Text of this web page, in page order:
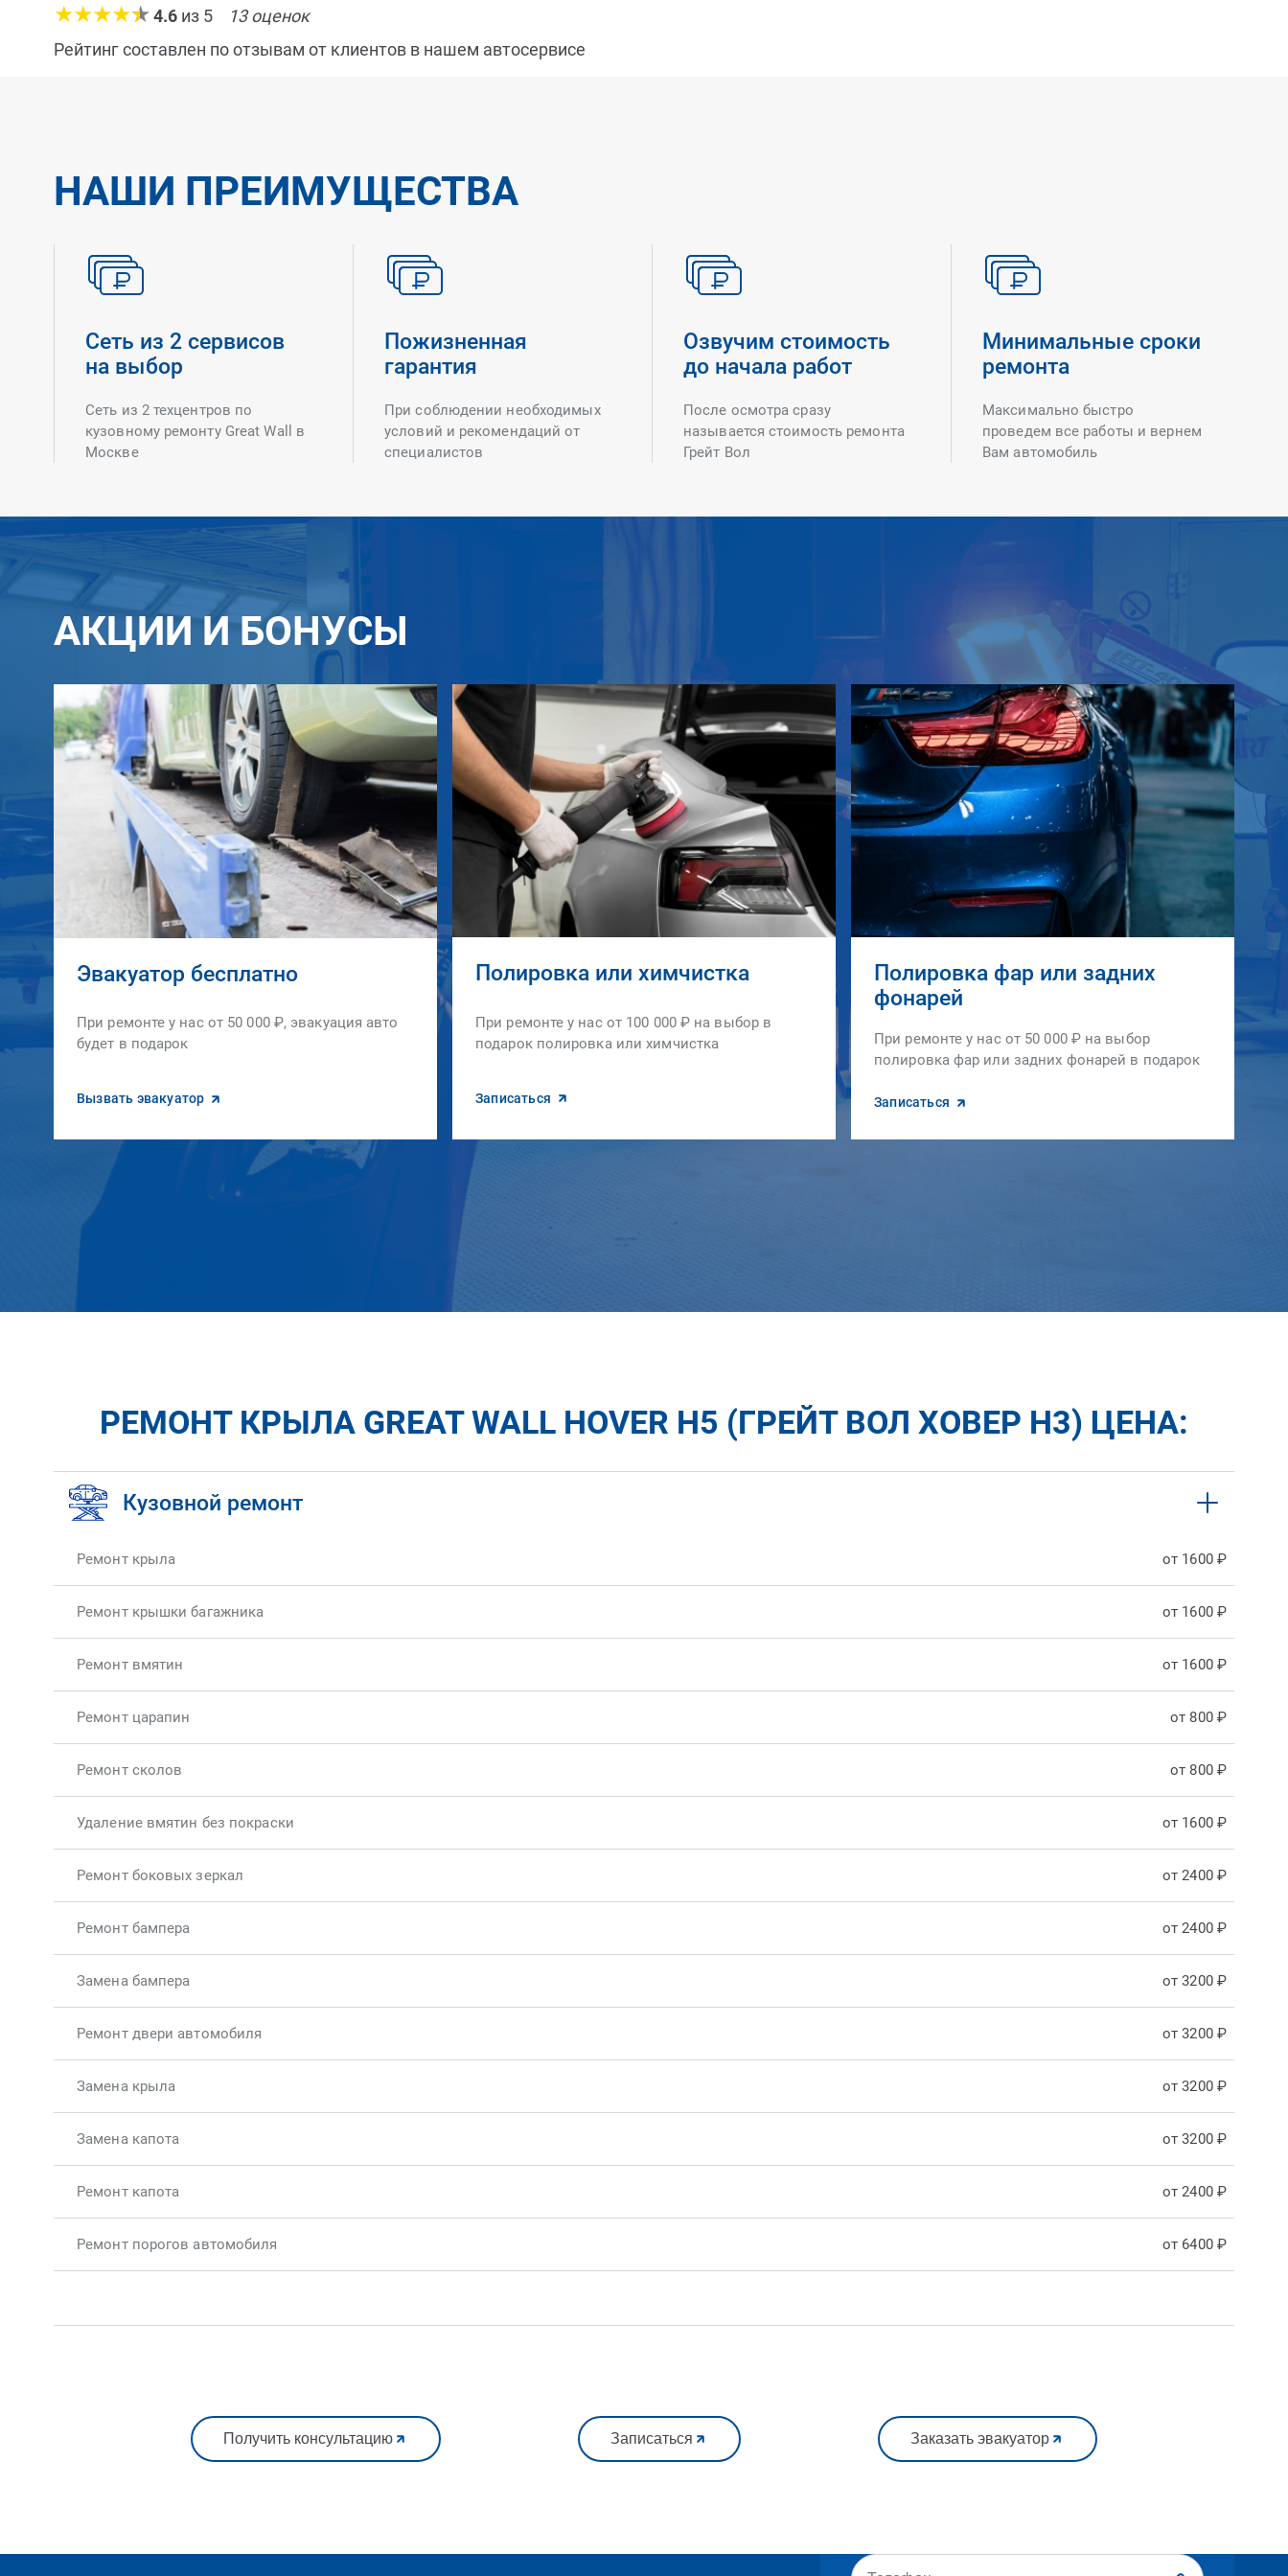
4.6 из 5 13оценок
Рейтинг составлен по отзывам от клиентов в нашем автосервисе
НАШИ ПРЕИМУЩЕСТВА
Сеть из 2 сервисов
на выбор
Сеть из 2 техцентров по
кузовному ремонту Great Wall в
Москве
Пожизненная
гарантия
При соблюдении необходимых
условий и рекомендаций от
специалистов
Озвучим стоимость
до начала работ
После осмотра сразу
называется стоимость ремонта
Грейт Вол
Минимальные сроки
ремонта
Максимально быстро
проведем все работы и вернем
Вам автомобиль
АКЦИИ И БОНУСЫ
Эвакуатор бесплатно
При ремонте у нас от 50 000 ₽, эвакуация авто
будет в подарок
Вызвать эвакуатор
Полировка или химчистка
При ремонте у нас от 100 000 ₽ на выбор в
подарок полировка или химчистка
Записаться
Полировка фар или задних
фонарей
При ремонте у нас от 50 000 ₽ на выбор
полировка фар или задних фонарей в подарок
Записаться
РЕМОНТ КРЫЛА GREAT WALL HOVER H5 (ГРЕЙТ ВОЛ ХОВЕР H3) ЦЕНА:
Кузовной ремонт
Ремонт крыла от 1600 ₽
Ремонт крышки багажника от 1600 ₽
Ремонт вмятин от 1600 ₽
Ремонт царапин от 800 ₽
Ремонт сколов от 800 ₽
Удаление вмятин без покраски от 1600 ₽
Ремонт боковых зеркал от 2400 ₽
Ремонт бампера от 2400 ₽
Замена бампера от 3200 ₽
Ремонт двери автомобиля от 3200 ₽
Замена крыла от 3200 ₽
Замена капота от 3200 ₽
Ремонт капота от 2400 ₽
Ремонт порогов автомобиля от 6400 ₽
Получить консультацию Записаться Заказать эвакуатор